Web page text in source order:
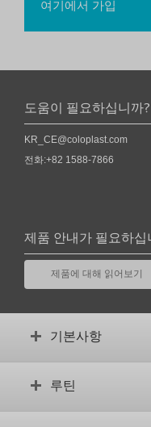
여기에서 가입
도움이 필요하십니까
KR_CE@coloplast.com
전화:+82 1588-7866
제품 안내가 필요하십
제품에 대해 읽어보기
기본사항
장루란 무엇입니까?
루틴